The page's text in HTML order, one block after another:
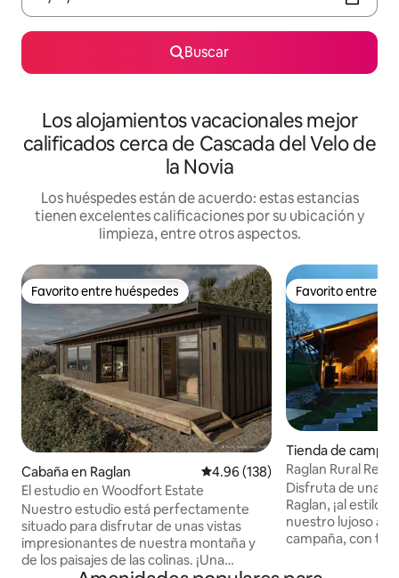
Buscar
Los alojamientos vacacionales mejor
calificados cerca de Cascada del Velo de
la Novia
Los huéspedes están de acuerdo: estas estancias
tienen excelentes calificaciones por su ubicación y
limpieza, entre otros aspectos.
Favorito entre huéspedes
Favorito entre huéspedes
Cabaña en Raglan Calificación promedio: 4.96 de
4.96 (138)
El estudio en Woodfort Estate
Nuestro estudio está perfectamente
situado para disfrutar de unas vistas
impresionantes de nuestra montaña y
de los paisajes de las colinas. ¡Una
Favorito entre
Favorito entre
Tienda de
an
Raglan Rural
Disfruta de una
Raglan, ¡al estilo
nuestro lujoso
campaña, con
espacio privado